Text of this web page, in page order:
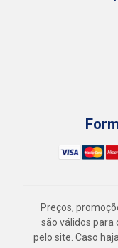
Preços,
são válidos
pelo site. Caso